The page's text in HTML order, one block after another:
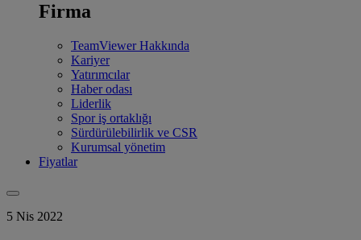
Firma
TeamViewer Hakkında
Kariyer
Yatırımcılar
Haber odası
Liderlik
Spor iş ortaklığı
Sürdürülebilirlik ve CSR
Kurumsal yönetim
Fiyatlar
5 Nis 2022